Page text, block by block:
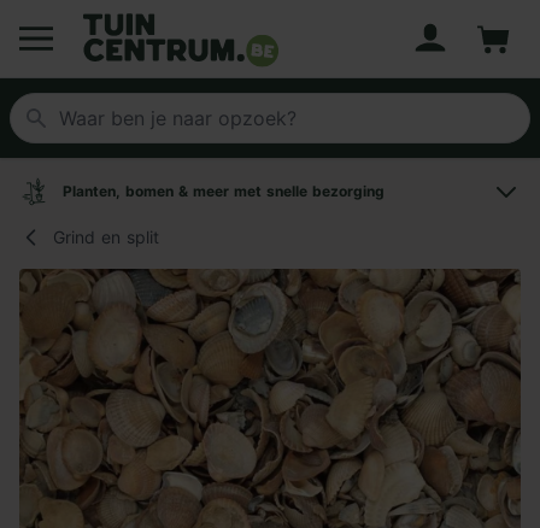
Logo Tuincentrum.be
Planten, bomen & meer met snelle bezorging
Grind en split